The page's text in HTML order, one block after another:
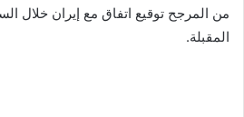
من المرجح توقيع اتفاق مع إيران خلال
المقبلة.